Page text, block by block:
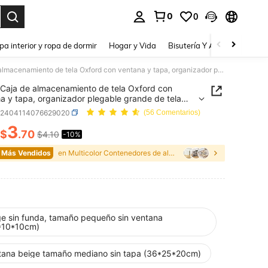
0 0
interior y ropa de dormir Hogar y Vida Bisutería Y Accesorios
Caja de almacenamiento de tela Oxford con ventana y tapa, organizador plegable grande de tela para el hogar, decoraciones de armario, decoración de festival, decoración de habitación, decoración del dormitorio, para almacenar ropa, pantalones, zapatos, jeans, faldas, camisetas blancas de mujer, pantalones negros de mujer, ropa de invierno para dama, vestidos
Caja de almacenamiento de tela Oxford con
y tapa, organizador plegable grande de tela
hogar, decoraciones de armario, decoración de
decoración de habitación, decoración del
para almacenar ropa, pantalones, zapatos,
camisetas blancas de mujer, pantalones
de mujer, ropa de invierno para dama, vestidos
(56 Comentarios)
AND AVAILABILITY
$3.70 $4.10 -10%
Vendidos en Multicolor Contenedores de almacenamiento
sin funda, tamaño pequeño sin ventana
beige tamaño mediano sin tapa (36*25*20cm)